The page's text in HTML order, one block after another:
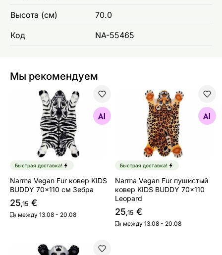
Высота (см) 70.0
Код NA-55465
Мы рекомендуем
Narma Vegan Fur ковер KIDS BUDDY 70x110 см Зебра
Найдите похожие
Быстрая доставка!
Narma Vegan Fur ковер KIDS
BUDDY 70x110 см Зебра
25,15 €
между 13.08 - 20.08
Narma Vegan Fur
Найдите похожие
Быстрая доставка!
Narma Vegan Fur пушистый
ковер KIDS BUDDY 70x110
Leopard
25,15 €
между 13.08 - 20.08